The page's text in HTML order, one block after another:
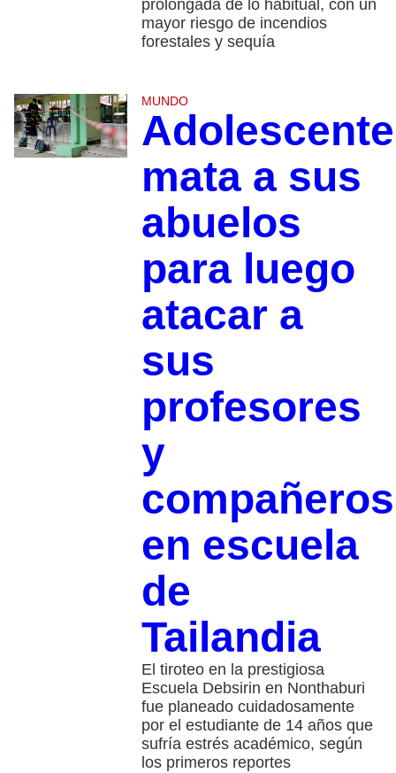
prolongada de lo habitual, con un
mayor riesgo de incendios
forestales y sequía
MUNDO
Adolescente
mata a sus
abuelos
para luego
atacar a
sus
profesores
y
compañeros
en escuela
de
Tailandia
El tiroteo en la prestigiosa
Escuela Debsirin en Nonthaburi
fue planeado cuidadosamente
por el estudiante de 14 años que
sufría estrés académico, según
los primeros reportes